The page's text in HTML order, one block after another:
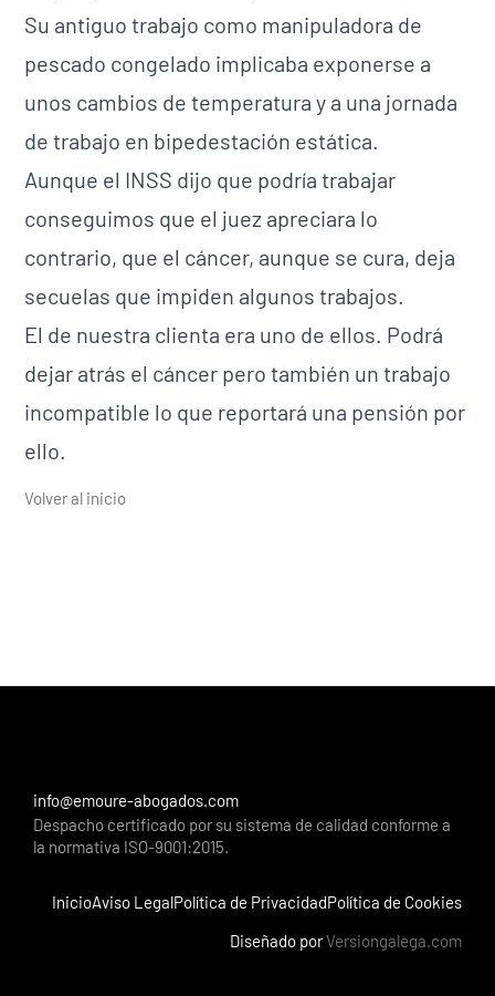
Su antiguo trabajo como manipuladora de
pescado congelado implicaba exponerse a
unos cambios de temperatura y a una jornada
de trabajo en bipedestación estática.
Aunque el INSS dijo que podría trabajar
conseguimos que el juez apreciara lo
contrario, que el cáncer, aunque se cura, deja
secuelas que impiden algunos trabajos.
El de nuestra clienta era uno de ellos. Podrá
dejar atrás el cáncer pero también un trabajo
incompatible lo que reportará una pensión por
ello.
Volver al inicio
info@emoure-abogados.com
Despacho certificado por su sistema de calidad conforme a
la normativa ISO-9001:2015.
InicioAviso LegalPolítica de PrivacidadPolítica de Cookies
Diseñado porVersiongalega.com